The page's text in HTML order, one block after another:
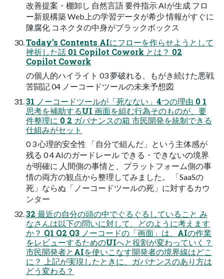
改善提案・棚卸し 自然言語 要件指示 AIが生成 フロ
ー新規構築 Web上の学習データが希少 情報がすぐに
陳腐化 コネクタの中身がブラックボックス
Today’s Contents AIにフローを作らせようとして
挫折した話 01 Copilot Cowork とは？ 02
Copilot Cowork
の個人的ハイライト 03 夢破れる、もがき続けた悪戦
苦闘記 04 ノーコードツールの未来予想図
31 ノーコードツールが「死なない」4つの理由 0 1
思考を補助するUI 画面を組む行為そのものが、要
件整理に 0 2 ガバナンスの箱 市民開発を統制できる
仕組みがセット
0 3 心理的安全性 「自分で組んだ」という主体感が
残る 0 4 AIのガードレール できる・できないの境界
が明確に 人間側の事情と、プラットフォーム側の事
情の両方の観点から整理してみました。 「SaaSの
死」ならぬ「ノーコードツールの死」に対するカウ
ンター
32 最近の自分の頭の中でぐるぐるしていること み
なさんは以下の問いに対して、どのように考えます
か？ Q1 Q2 Q3 ノーコードの「画面」は、AIの作業
をレビューするためのUIへと役割が変わっていく？
市民開発者とAIを使いこなす開発者の境界線はどこ
に？ 上記が実現したときに、ガバナンスのあり方は
どう変わる？